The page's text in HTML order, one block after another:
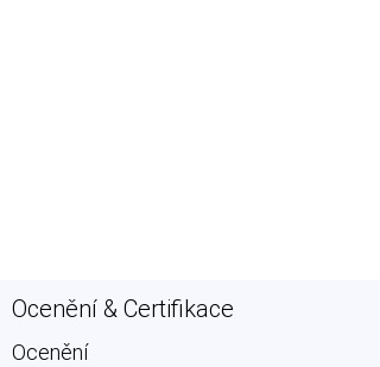
Ocenění & Certifikace
Ocenění